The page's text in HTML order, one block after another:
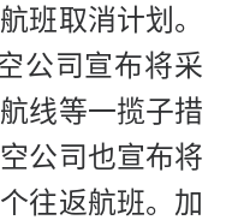
班取消计划。
公司宣布将采
线等一揽子措
公司也宣布将
往返航班。加